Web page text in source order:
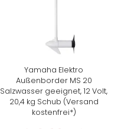
Yamaha Elektro
Außenborder MS 20
Salzwasser geeignet, 12 Volt,
20,4 kg Schub (Versand
kostenfrei*)